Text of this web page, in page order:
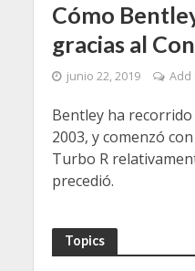
Cómo
gracias al
junio 22, 2019 Add
Bentley ha
2003, y comenzó
Turbo R
precedió.
Topics